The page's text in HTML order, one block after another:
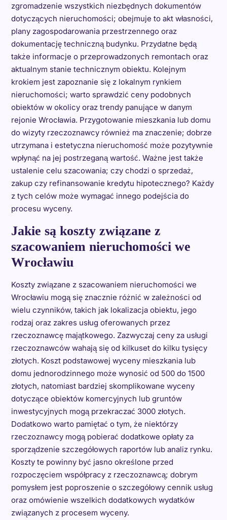
zgromadzenie wszystkich niezbędnych dokumentów
dotyczących nieruchomości; obejmuje to akt własności,
plany zagospodarowania przestrzennego oraz
dokumentację techniczną budynku. Przydatne będą
także informacje o przeprowadzonych remontach oraz
aktualnym stanie technicznym obiektu. Kolejnym
krokiem jest zapoznanie się z lokalnym rynkiem
nieruchomości; warto sprawdzić ceny podobnych
obiektów w okolicy oraz trendy panujące w danym
rejonie Wrocławia. Przygotowanie mieszkania lub domu
do wizyty rzeczoznawcy również ma znaczenie; dobrze
utrzymana i estetyczna nieruchomość może pozytywnie
wpłynąć na jej postrzeganą wartość. Ważne jest także
ustalenie celu szacowania; czy chodzi o sprzedaż,
zakup czy refinansowanie kredytu hipotecznego? Każdy
z tych celów może wymagać innego podejścia do
procesu wyceny.
Jakie są koszty związane z
szacowaniem nieruchomości we
Wrocławiu
Koszty związane z szacowaniem nieruchomości we
Wrocławiu mogą się znacznie różnić w zależności od
wielu czynników, takich jak lokalizacja obiektu, jego
rodzaj oraz zakres usług oferowanych przez
rzeczoznawcę majątkowego. Zazwyczaj ceny za usługi
rzeczoznawców wahają się od kilkuset do kilku tysięcy
złotych. Koszt podstawowej wyceny mieszkania lub
domu jednorodzinnego może wynosić od 500 do 1500
złotych, natomiast bardziej skomplikowane wyceny
dotyczące obiektów komercyjnych lub gruntów
inwestycyjnych mogą przekraczać 3000 złotych.
Dodatkowo warto pamiętać o tym, że niektórzy
rzeczoznawcy mogą pobierać dodatkowe opłaty za
sporządzenie szczegółowych raportów lub analiz rynku.
Koszty te powinny być jasno określone przed
rozpoczęciem współpracy z rzeczoznawcą; dobrym
pomysłem jest poproszenie o szczegółowy cennik usług
oraz omówienie wszelkich dodatkowych wydatków
związanych z procesem wyceny.